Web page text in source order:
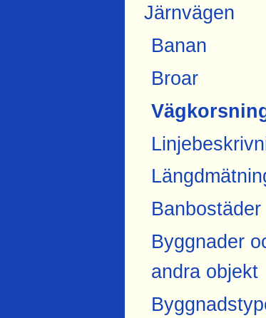
Järnvägen
Banan
Broar
Banbostäder
Byggnader
andra objekt